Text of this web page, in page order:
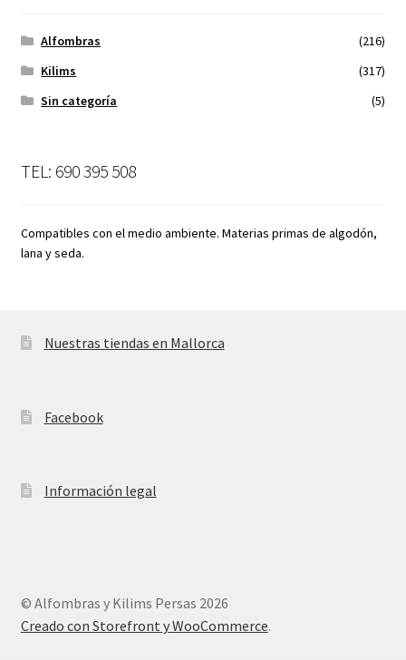
Alfombras
(216)
Kilims
(317)
Sin categoría
(5)
TEL: 690 395 508
Compatibles con el medio ambiente. Materias primas de algodón,
lana y seda.
Nuestras tiendas en Mallorca
Facebook
Información legal
© Alfombras y Kilims Persas 2026
Creado con Storefront y WooCommerce.